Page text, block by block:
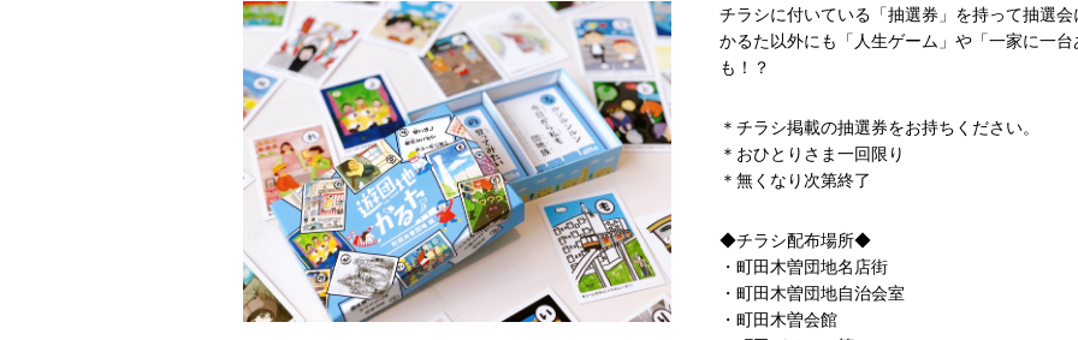
チラシに付いている「抽選券」を持って抽選
かるた以外にも「人生ゲーム」や「一家に一
も！？
＊チラシ掲載の抽選券をお持ちください。
＊おひとりさま一回限り
＊無くなり次第終了
◆チラシ配布場所◆
・町田木曽団地名店街
・町田木曽団地自治会室
・町田木曽会館